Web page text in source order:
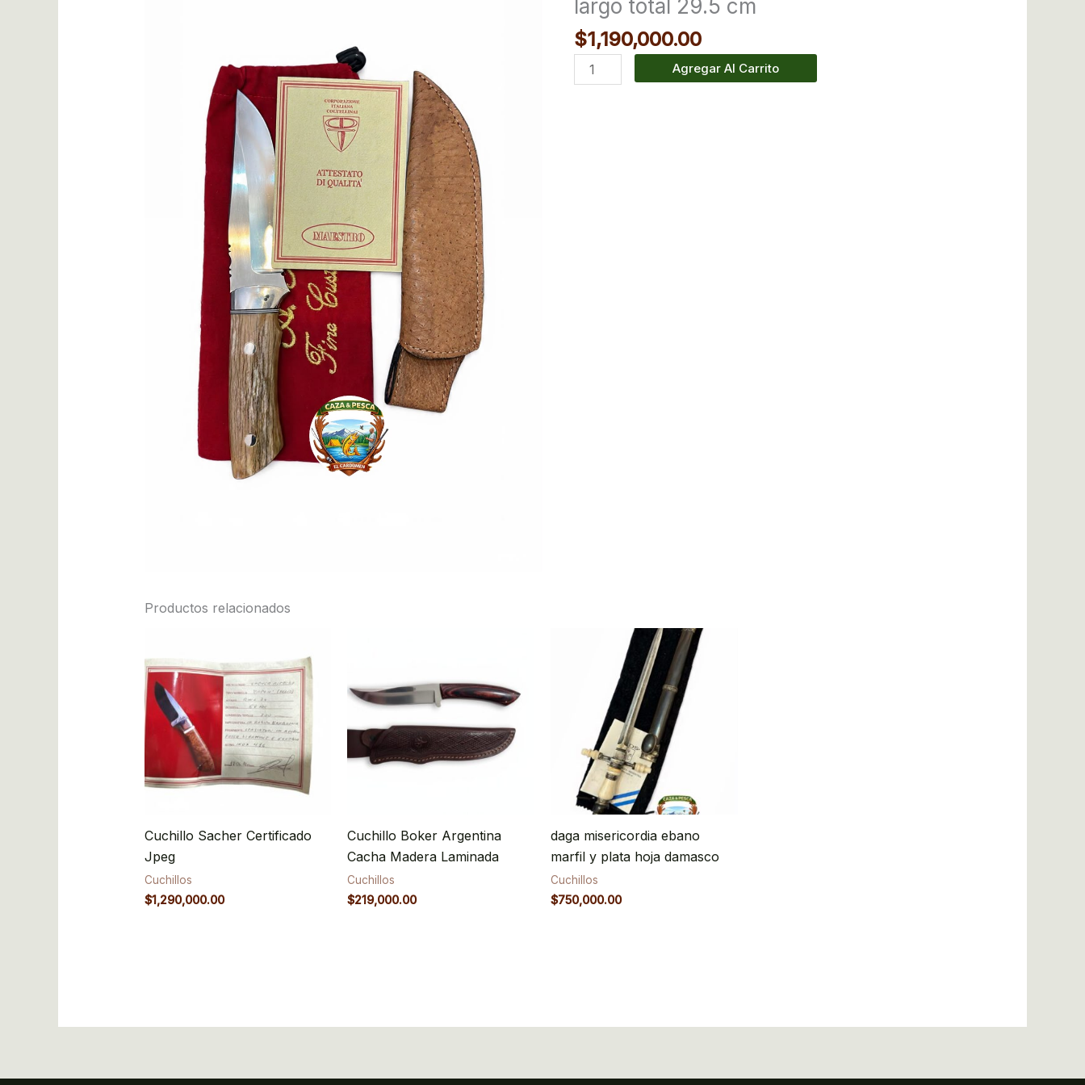
largo total 29.5 cm
$1,190,000.00
hueso
de
jirafa
largo
Agregar Al Carrito
Productos relacionados
Cuchillo Sacher Certificado
Jpeg
Cuchillos
$1,290,000.00
Cuchillo Boker Argentina
Cacha Madera Laminada
Cuchillos
$219,000.00
daga misericordia ebano
marfil y plata hoja damasco
Cuchillos
$750,000.00